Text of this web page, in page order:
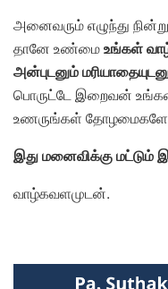
அனைவரும் எழுந்து
தானே உண்மைஉங்கள்
அன்புடனும்
பொருட்டே இறைவன்
உணருங்கள்
இது மனைவிக்கு
வாழ்கவளமுடன்.